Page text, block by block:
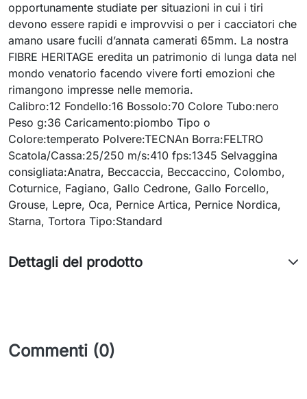
opportunamente studiate per situazioni in cui i tiri
devono essere rapidi e improvvisi o per i cacciatori che
amano usare fucili d’annata camerati 65mm. La nostra
FIBRE HERITAGE eredita un patrimonio di lunga data nel
mondo venatorio facendo vivere forti emozioni che
rimangono impresse nelle memoria.
Calibro:12 Fondello:16 Bossolo:70 Colore Tubo:nero
Peso g:36 Caricamento:piombo Tipo o
Colore:temperato Polvere:TECNAn Borra:FELTRO
Scatola/Cassa:25/250 m/s:410 fps:1345 Selvaggina
consigliata:Anatra, Beccaccia, Beccaccino, Colombo,
Coturnice, Fagiano, Gallo Cedrone, Gallo Forcello,
Grouse, Lepre, Oca, Pernice Artica, Pernice Nordica,
Starna, Tortora Tipo:Standard
Dettagli del prodotto
Commenti (0)